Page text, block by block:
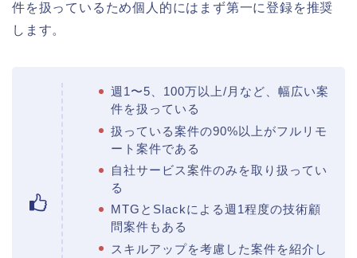
件を扱っているため個人的にはまず第一に登録を推奨
します。
週1〜5、100万以上/月など、幅広い案
件を扱っている
扱っている案件の90%以上がフルリモ
ート案件である
自社サービス案件のみを取り扱ってい
る
MTGとSlackによる週1程度の技術顧
問案件もある
スキルアップを考慮した案件を紹介し